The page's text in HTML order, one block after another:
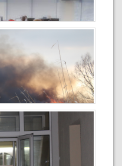
Zalaegerszegen
(VIDEÓ:
- Zalaegerszeg